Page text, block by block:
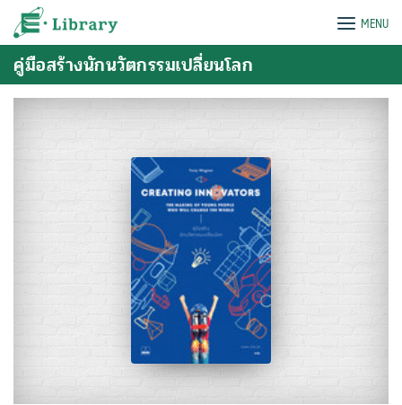
Skip
content
e-Library MENU
คู่มือสร้างนักนวัตกรรมเปลี่ยนโลก